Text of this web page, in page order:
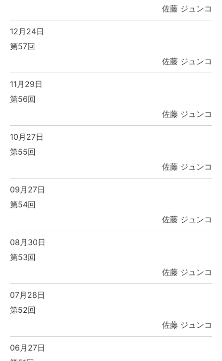
佐藤 ジュンコ
12月24日
第57回
佐藤 ジュンコ
11月29日
第56回
佐藤 ジュンコ
10月27日
第55回
佐藤 ジュンコ
09月27日
第54回
佐藤 ジュンコ
08月30日
第53回
佐藤 ジュンコ
07月28日
第52回
佐藤 ジュンコ
06月27日